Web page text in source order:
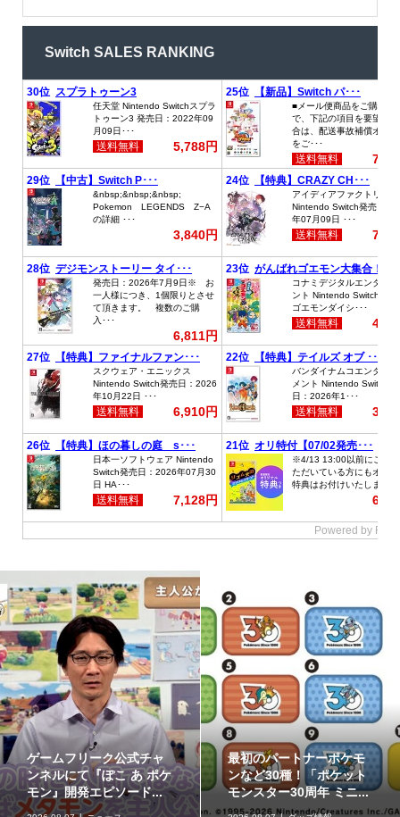
Switch SALES RANKING
ポケモンの姿のソフビ貯
金箱「ポケモンコインバ
ンク」に、ゲンガーな...
8月7日より事前抽選開
始！ 高知県にて「N響メ
ンバーによるポケモン...